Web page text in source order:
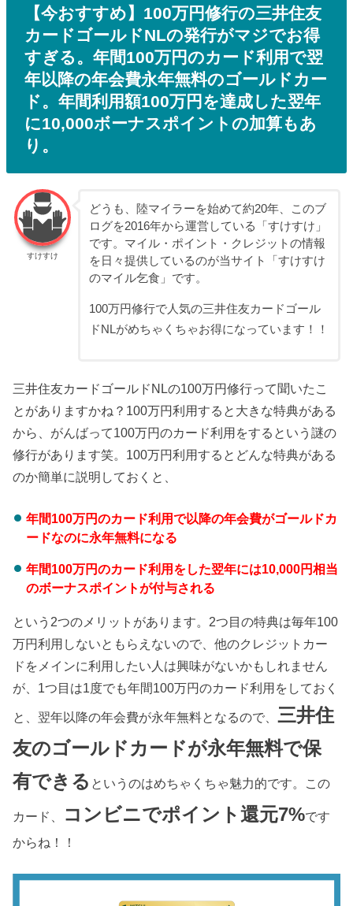
【今おすすめ】100万円修行の三井住友
カードゴールドNLの発行がマジでお得
すぎる。年間100万円のカード利用で翌
年以降の年会費永年無料のゴールドカー
ド。年間利用額100万円を達成した翌年
に10,000ボーナスポイントの加算もあ
り。
すけすけ
どうも、陸マイラーを始めて約20年、このブ
ログを2016年から運営している「すけすけ」
です。マイル・ポイント・クレジットの情報
を日々提供しているのが当サイト「すけすけ
のマイル乞食」です。
100万円修行で人気の三井住友カードゴール
ドNLがめちゃくちゃお得になっています！！
三井住友カードゴールドNLの100万円修行って聞いたこ
とがありますかね？100万円利用すると大きな特典がある
から、がんばって100万円のカード利用をするという謎の
修行があります笑。100万円利用するとどんな特典がある
のか簡単に説明しておくと、
年間100万円のカード利用で以降の年会費がゴールドカ
ードなのに永年無料になる
年間100万円のカード利用をした翌年には10,000円相当
のボーナスポイントが付与される
という2つのメリットがあります。2つ目の特典は毎年100
万円利用しないともらえないので、他のクレジットカー
ドをメインに利用したい人は興味がないかもしれません
が、1つ目は1度でも年間100万円のカード利用をしておく
と、翌年以降の年会費が永年無料となるので、 三井住
友のゴールドカードが永年無料で保
有できる というのはめちゃくちゃ魅力的です。この
カード、 コンビニでポイント還元7%です
からね！！